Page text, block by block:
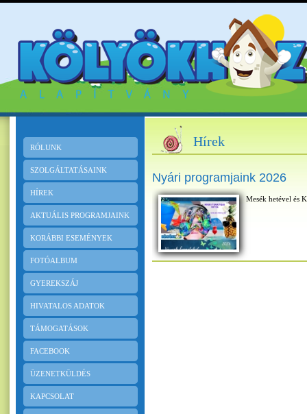
RÓLUNK
SZOLGÁLTATÁSAINK
HÍREK
AKTUÁLIS PROGRAMJAINK
KORÁBBI ESEMÉNYEK
FOTÓALBUM
GYEREKSZÁJ
HIVATALOS ADATOK
TÁMOGATÁSOK
FACEBOOK
ÜZENETKÜLDÉS
KAPCSOLAT
Hírek
Nyári programjaink 2026
Mesék hetével és